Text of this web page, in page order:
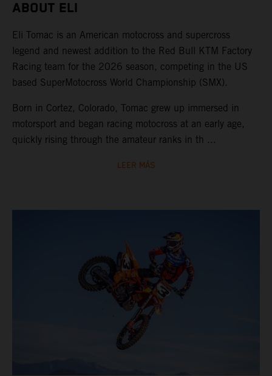
ABOUT ELI
Eli Tomac is an American motocross and supercross
legend and newest addition to the Red Bull KTM Factory
Racing team for the 2026 season, competing in the US
based SuperMotocross World Championship (SMX).
Born in Cortez, Colorado, Tomac grew up immersed in
motorsport and began racing motocross at an early age,
quickly rising through the amateur ranks in th ...
LEER MÁS